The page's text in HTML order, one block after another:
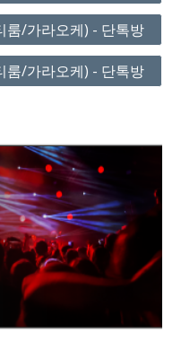
룸/가라오케) - 단톡방
룸/가라오케) - 단톡방